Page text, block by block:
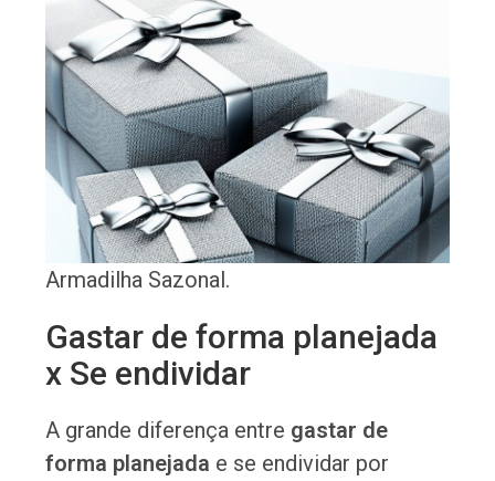
Armadilha Sazonal.
Gastar de forma planejada
x Se endividar
A grande diferença entre gastar de
forma planejada e se endividar por